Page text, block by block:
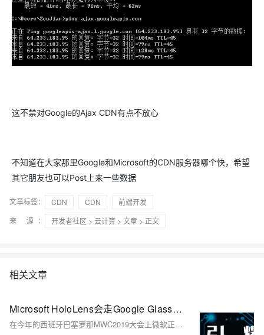
这不禁对Google的Ajax CDN有点不放心
不知道在大家那里Google和Microsoft的CDN服务器哪个快，希望
其它朋友也可以Post上来一些数据
文章标签： CDN CDN
前端开发
来 源：
开发者社区 > 云计算 > 文章 > 正文
相关文章
Microsoft HoloLens会走Google Glass的老路吗
在今年的西班牙巴塞罗那MWC2019大会上微软正式发布了HoloLens 2让人们看到了未来混合现实设备的发展方向。